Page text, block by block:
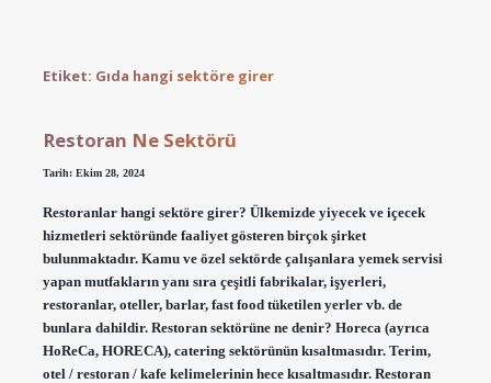
Etiket: Gıda hangi sektöre girer
Restoran Ne Sektörü
Tarih: Ekim 28, 2024
Restoranlar hangi sektöre girer? Ülkemizde yiyecek ve içecek
hizmetleri sektöründe faaliyet gösteren birçok şirket
bulunmaktadır. Kamu ve özel sektörde çalışanlara yemek servisi
yapan mutfakların yanı sıra çeşitli fabrikalar, işyerleri,
restoranlar, oteller, barlar, fast food tüketilen yerler vb. de
bunlara dahildir. Restoran sektörüne ne denir? Horeca (ayrıca
HoReCa, HORECA), catering sektörünün kısaltmasıdır. Terim,
otel / restoran / kafe kelimelerinin hece kısaltmasıdır. Restoran